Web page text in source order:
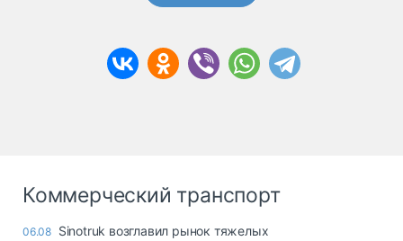
Коммерческий транспорт
06.08 Sinotruk возглавил рынок тяжелых